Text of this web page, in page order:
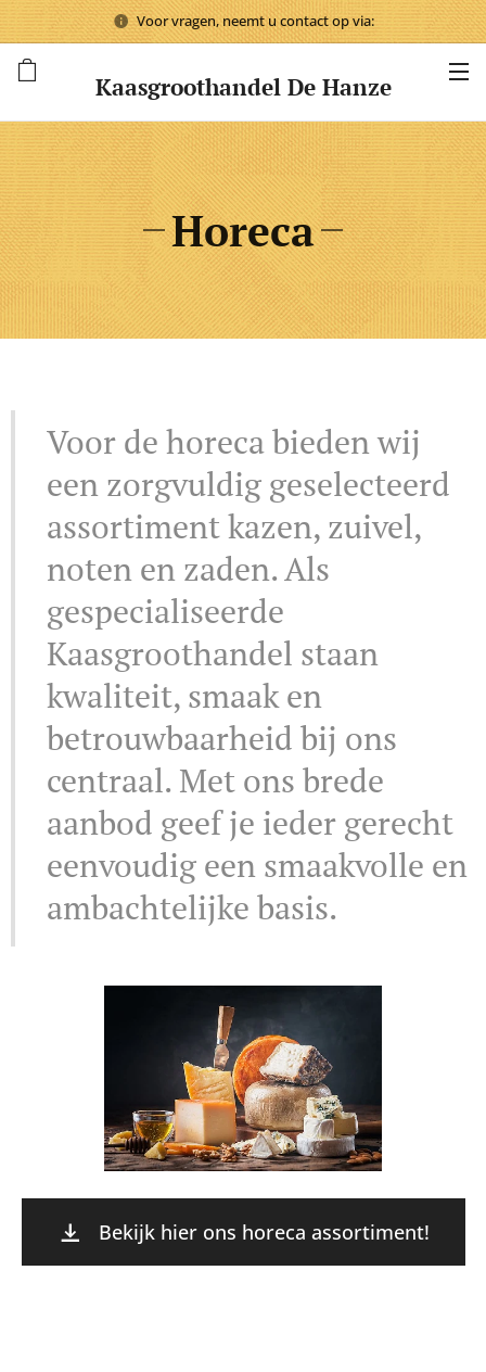
Voor vragen, neemt u contact op via:
Kaasgroothandel De Hanze
Horeca
Voor de horeca bieden wij
een zorgvuldig geselecteerd
assortiment kazen, zuivel,
noten en zaden. Als
gespecialiseerde
Kaasgroothandel staan
kwaliteit, smaak en
betrouwbaarheid bij ons
centraal. Met ons brede
aanbod geef je ieder gerecht
eenvoudig een smaakvolle en
ambachtelijke basis.
Bekijk hier ons horeca assortiment!